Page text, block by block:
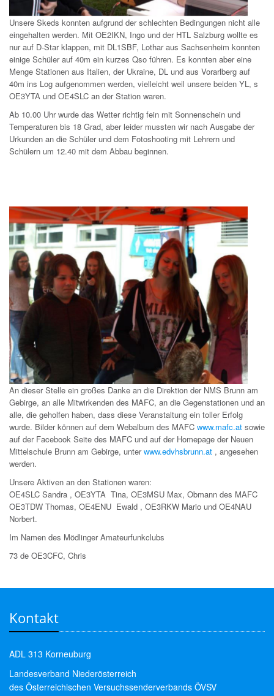
Unsere Skeds konnten aufgrund der schlechten Bedingungen nicht alle
eingehalten werden. Mit OE2IKN, Ingo und der HTL Salzburg wollte es
nur auf D-Star klappen, mit DL1SBF, Lothar aus Sachsenheim konnten
einige Schüler auf 40m ein kurzes Qso führen. Es konnten aber eine
Menge Stationen aus Italien, der Ukraine, DL und aus Vorarlberg auf
40m ins Log aufgenommen werden, vielleicht weil unsere beiden YL, s
OE3YTA und OE4SLC an der Station waren.
Ab 10.00 Uhr wurde das Wetter richtig fein mit Sonnenschein und
Temperaturen bis 18 Grad, aber leider mussten wir nach Ausgabe der
Urkunden an die Schüler und dem Fotoshooting mit Lehrern und
Schülern um 12.40 mit dem Abbau beginnen.
An dieser Stelle ein großes Danke an die Direktion der NMS Brunn am
Gebirge, an alle Mitwirkenden des MAFC, an die Gegenstationen und an
alle, die geholfen haben, dass diese Veranstaltung ein toller Erfolg
wurde. Bilder können auf dem Webalbum des MAFC www.mafc.at sowie
auf der Facebook Seite des MAFC und auf der Homepage der Neuen
Mittelschule Brunn am Gebirge, unterwww.edvhsbrunn.at , angesehen
werden.
Unsere Aktiven an den Stationen waren:
OE4SLC Sandra , OE3YTA Tina, OE3MSU Max, Obmann des MAFC
OE3TDW Thomas, OE4ENU Ewald , OE3RKW Mario und OE4NAU
Norbert.
Im Namen des Mödlinger Amateurfunkclubs
73 de OE3CFC, Chris
Kontakt
ADL 313 Korneuburg
Landesverband Niederösterreich
des Österreichischen Versuchssenderverbands ÖVSV